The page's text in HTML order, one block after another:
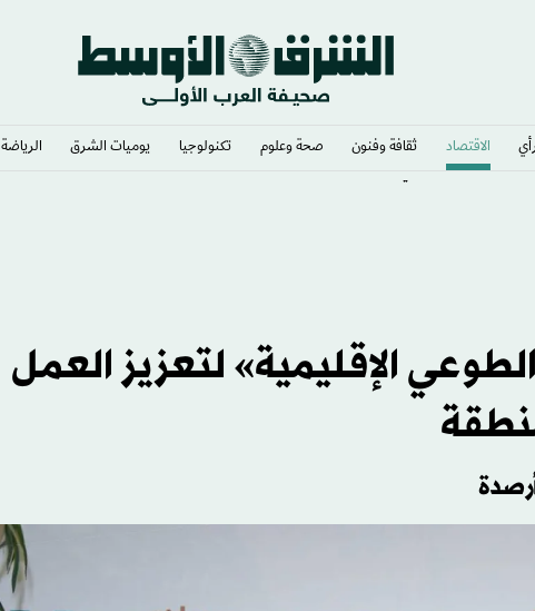
الاقتصاد ثقافة وفنون صحة وعلوم تكنولوجيا يوميات الشرق​ الرياضة
الإقليمية» لتعزيز العمل